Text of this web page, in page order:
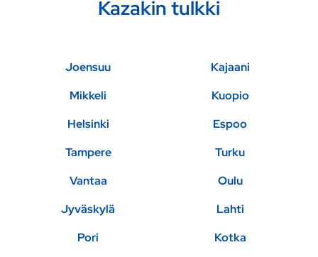
Kazakin tulkki
Joensuu
Kajaani
Mikkeli
Kuopio
Helsinki
Espoo
Tampere
Turku
Vantaa
Oulu
Jyväskylä
Lahti
Pori
Kotka